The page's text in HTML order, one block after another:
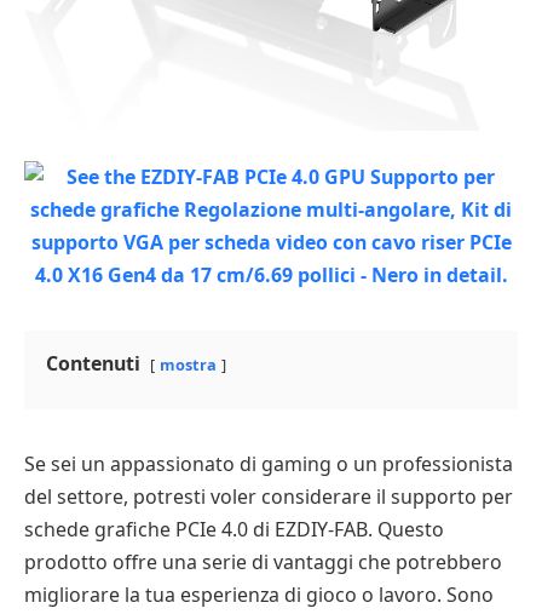
Contenuti mostra
Se sei un appassionato di gaming o un professionista
del settore, potresti voler considerare il supporto per
schede grafiche PCIe 4.0 di EZDIY-FAB. Questo
prodotto offre una serie di vantaggi che potrebbero
migliorare la tua esperienza di gioco o lavoro. Sono